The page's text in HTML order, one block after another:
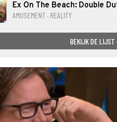
Ex On The Beach: Double
AMUSEMENT · REALITY
BEKIJK DE LIJST